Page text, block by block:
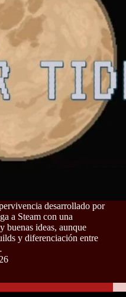
desarrollado por
a Steam con una
buenas ideas, aunque
y diferenciación entre